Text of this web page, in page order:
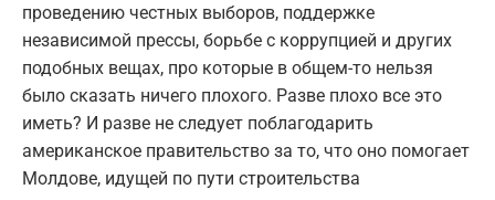
проведению честных выборов, поддержке
независимой прессы, борьбе с коррупцией и других
подобных вещах, про которые в общем-то нельзя
было сказать ничего плохого. Разве плохо все это
иметь? И разве не следует поблагодарить
американское правительство за то, что оно помогает
Молдове, идущей по пути строительства